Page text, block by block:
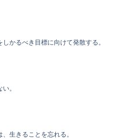
かるべき目標に向けて発散する。
。
生きることを忘れる。